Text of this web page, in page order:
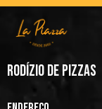
RODÍZIO DE PIZZAS